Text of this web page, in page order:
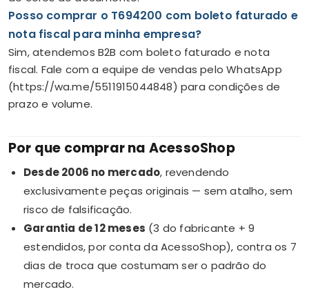
Posso comprar o T694200 com boleto faturado e
nota fiscal para minha empresa?
Sim, atendemos B2B com boleto faturado e nota
fiscal. Fale com a equipe de vendas pelo WhatsApp
(https://wa.me/5511915044848) para condições de
prazo e volume.
Por que comprar na AcessoShop
Desde 2006 no mercado, revendendo
exclusivamente peças originais — sem atalho, sem
risco de falsificação.
Garantia de 12 meses (3 do fabricante + 9
estendidos, por conta da AcessoShop), contra os 7
dias de troca que costumam ser o padrão do
mercado.